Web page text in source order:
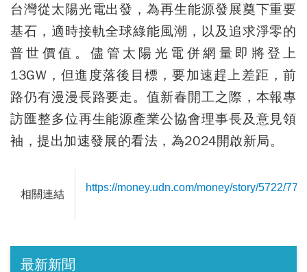
台灣從太陽光電出發，為再生能源發展奠下重要
基石，適時接軌全球綠能風潮，以及追求淨零的
普世價值。儘管太陽光電併網量即將登上
13GW，但進度落後目標，要加速趕上差距，前
路仍有漫漫長路要走。值新春開工之際，本報專
訪匯整多位再生能源產業公協會理事長及意見領
袖，提出加速發展的看法，為2024開啟新局。
相關連結
https://money.udn.com/money/story/5722/
最新新聞